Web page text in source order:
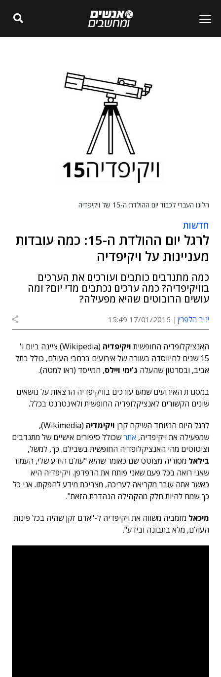
הלוגו העברי לכבוד יום ההולדת ה-15 של ויקיפדיה
חדשות
לרגל יום ההולדת ה-15: כמה עובדות
מעניינות על ויקיפדיה
כמה מתנדבים כותבים ועורכים את הערכים
בוויקיפדיה? כמה ערכים נכתבים מדי יום? ומה
עושים הרובוטים שהיא מפעילה?
יניב הלפרין 17/01/2016 15:49
האנציקלופדיה החופשית ויקיפדיה
(Wikipedia) ציינה ביום ו'
15 שנים להיווסדה בשורה של אירועים ברחבי העולם, כולל בתל
אביב, ובסרטון שהעלה ג'ימי ויילס, המייסד (ראו למטה).
במסגרת האירועים שמעו עורכים בוויקיפדיה הרצאות על נושאים
שונים הקשורים לאנציקלופדיה החופשית ולאינטרנט בכלל.
לרגל היום המיוחד השיקה קרן ויקימדיה
(Wikimedia),
שמפעילה את ויקיפדיה, אתרשכולל סיפורים אישיים של מתנדבים
וציטוטים מהי האנציקלופדיה החופשית בשבילם. כך, למשל,
בילאל מסוריה מצוטט שם כאומר שהיא "עולם הידע שלי, העמוד
שאני רואה בכל פעם שאני פותח את הדפדפן. ויקיפדיה היא
כאשר אתה עובר מקריאה לעריכה, מצריכת מידע להפקתו. אני כל
כך שמח להיות חלק מהקהילה הנהדרת הזאת".
מיכאל מזמביה משווה את ויקיפדיה ל-"אדם זקן שהיה בכל פינות
העולם, מלא בתבונה ובידע".